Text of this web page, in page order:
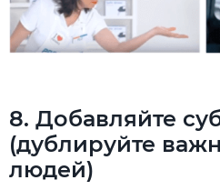
8. Добавляйте
(дублируйте
людей)